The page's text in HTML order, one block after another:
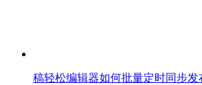
稿轻松编辑器如何批量定时同步发